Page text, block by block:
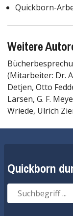
Quickborn-
Weitere
(Mitarbeiter: Dr.
Detjen, Otto
Larsen, G. F.
Wriede, Ulrich
Quickborn
Suche
nach: